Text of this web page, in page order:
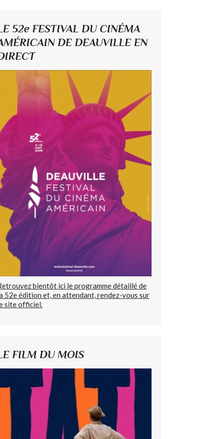
52e FESTIVAL DU CINÉMA
DE DEAUVILLE EN
bientôt ici le programme détaillé de
52e édition et, en attendant, rendez-vous sur
site officiel.
FILM DU MOIS